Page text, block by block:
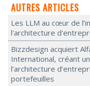
AUTRES ARTICLES
Les LLM au cœur de
l'architecture
Bizzdesign acquiert
International, créant
l’architecture
portefeuilles